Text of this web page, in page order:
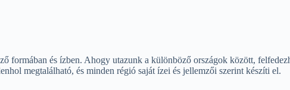
formában és ízben. Ahogy utazunk a különböző országok között,
megtalálható, és minden régió saját ízei és jellemzői szerint készíti el.